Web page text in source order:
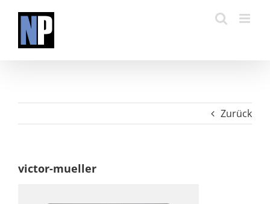
springen
Zurück
victor-mueller